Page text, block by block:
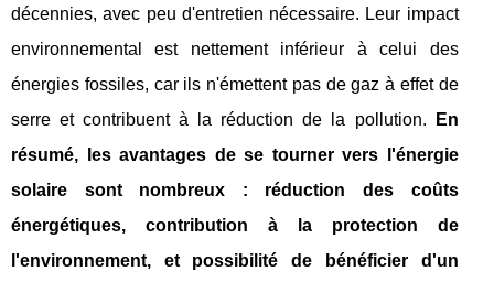
décennies, avec peu d'entretien nécessaire. Leur impact
environnemental est nettement inférieur à celui des
énergies fossiles, car ils n'émettent pas de gaz à effet de
serre et contribuent à la réduction de la pollution.
En
résumé, les avantages de se tourner vers l'énergie
solaire sont nombreux : réduction des coûts
énergétiques, contribution à la protection de
l'environnement, et possibilité de bénéficier d'un